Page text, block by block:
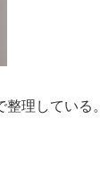
理している。